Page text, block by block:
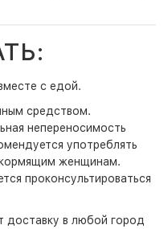
с едой.
средством.
непереносимость
употреблять
женщинам.
проконсультироваться
доставку в любой город